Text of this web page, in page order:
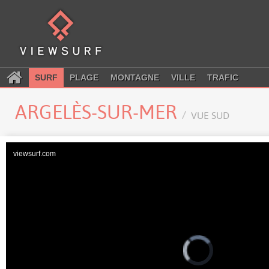
SURF PLAGE MONTAGNE VILLE TRAFIC
ARGELÈS-SUR-MER VUE SUD